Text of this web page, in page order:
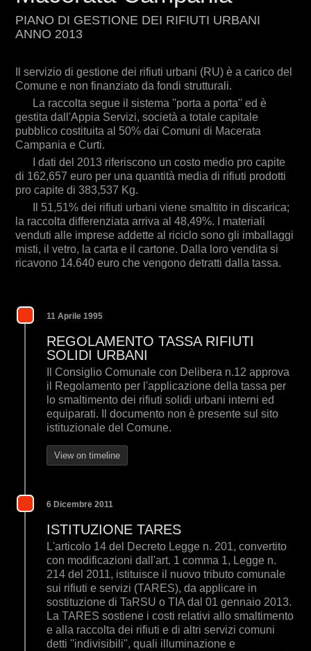
PIANO DI GESTIONE DEI RIFIUTI URBANI
ANNO 2013
Il servizio di gestione dei rifiuti urbani (RU) è a carico del
Comune e non finanziato da fondi strutturali.
La raccolta segue il sistema ''porta a porta'' ed è
gestita dall'Appia Servizi, società a totale capitale
pubblico costituita al 50% dai Comuni di Macerata
Campania e Curti.
I dati del 2013 riferiscono un costo medio pro capite
di 162,657 euro per una quantità media di rifiuti prodotti
pro capite di 383,537 Kg.
Il 51,51% dei rifiuti urbani viene smaltito in discarica;
la raccolta differenziata arriva al 48,49%. I materiali
venduti alle imprese addette al riciclo sono gli imballaggi
misti, il vetro, la carta e il cartone. Dalla loro vendita si
ricavono 14.640 euro che vengono detratti dalla tassa.
11 Aprile 1995
REGOLAMENTO TASSA RIFIUTI
SOLIDI URBANI
Il Consiglio Comunale con Delibera n.12 approva
il Regolamento per l'applicazione della tassa per
lo smaltimento dei rifiuti solidi urbani interni ed
equiparati. Il documento non è presente sul sito
istituzionale del Comune.
View on timeline
6 Dicembre 2011
ISTITUZIONE TARES
L'articolo 14 del Decreto Legge n. 201, convertito
con modificazioni dall'art. 1 comma 1, Legge n.
214 del 2011, istituisce il nuovo tributo comunale
sui rifiuti e servizi (TARES), da applicare in
sostituzione di TaRSU o TIA dal 01 gennaio 2013.
La TARES sostiene i costi relativi allo smaltimento
e alla raccolta dei rifiuti e di altri servizi comuni
detti ''indivisibili'', quali illuminazione e
discarica; la raccolta differenziata arriva al 48,49%.
I materiali venduti alle imprese addette al riciclo
sono gli imballaggi misti, il vetro, la carta e il